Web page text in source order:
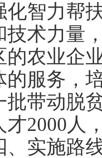
力帮扶
技术力量
的农业企
的服务，
批带动脱
才2000人
实施路